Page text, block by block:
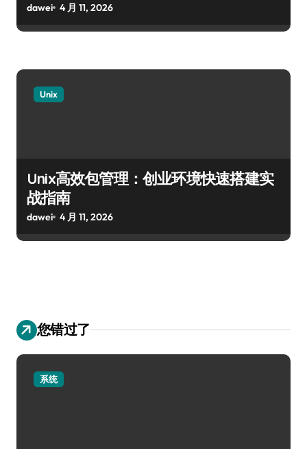
dawei 4 月 11, 2026
Unix
Unix高效包管理：创业环境快速搭建实
战指南
dawei 4 月 11, 2026
您错过了
系统